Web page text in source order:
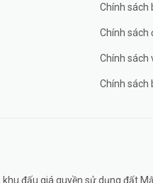
Chính sách
Chính sách
Chính sách
Chính sách
khu đấu giá quyền sử dụng đất